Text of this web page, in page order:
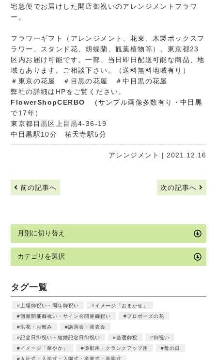
宅急便でお届けした開店御祝いのアレンジメントフラワ
ー。
フラワーギフト（アレンジメント、花束、木製ボックスフ
ラワー、スタンド花、胡蝶蘭、観葉植物等）、東京都23
区内お届け可能です。一部、当日即日配送可能な商品、地
域もあります。ご相談下さい。（送料無料地域有り）
＃東京の花屋 ＃目黒の花屋 ＃中目黒の花屋
弊社の詳細はHPをご覧ください。
FlowerShopCERBO
(サンプル画像多数有り・中目黒
で17年）
東京都目黒区上目黒4-36-19
中目黒駅10分 祐天寺駅5分
アレンジメント | 2021.12.16
前の記事へ 次の記事へ
タグ一覧
上場御祝い・周年御祝い
イメージ「おまかせ」
個展開催御祝い・サイン会開催御祝い
プロポーズの花
供花・お悔み
講演会・発表会
記念日御祝い・結婚記念日御祝い
当選御祝
御祝い
イメージ「華やか」
撮影用・クランクアップ用
母の日
入社式・入学式・入園式・卒業式・卒園式